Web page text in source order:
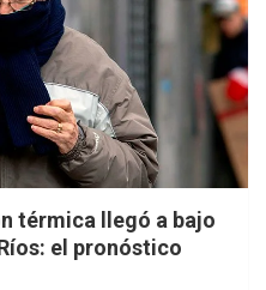
térmica llegó a bajo
el pronóstico